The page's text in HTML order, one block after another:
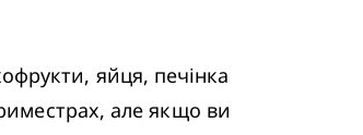
яйця, печінка
але якщо ви